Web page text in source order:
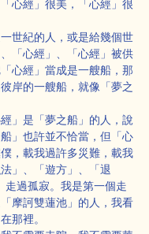
心經」很美，「心經」很
一世紀的人，或是給幾個世
「心經」、「心經」被供
心經」當成是一艘船，那
岸的一艘船，就像「夢之
」是「夢之船」的人，說
船」也許並不恰當，但「心
，載我過許多災難，載我
」、「遊方」、「退
走過孤寂。我是第一個走
摩訶雙蓮池」的人，我看
那裡。